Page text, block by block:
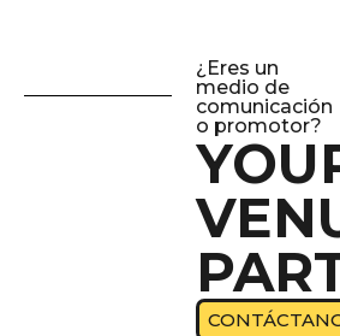
¿Eres un
medio de
comunicación
o promotor?